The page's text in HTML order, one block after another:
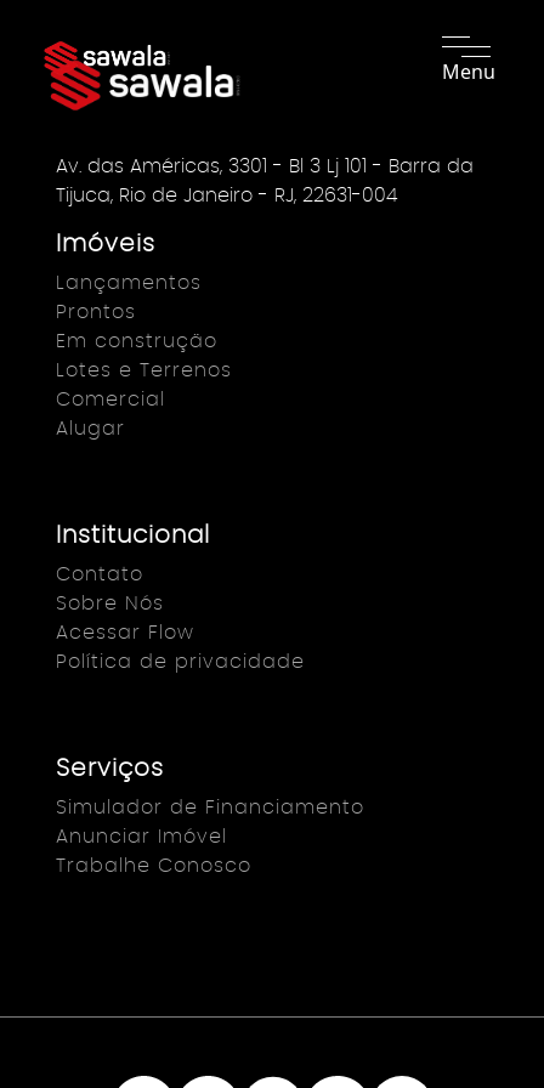
Menu
Av. das Américas, 3301 - Bl 3 Lj 101 - Barra da
Tijuca, Rio de Janeiro - RJ, 22631-004
Imóveis
Lançamentos
Prontos
Em construção
Lotes e Terrenos
Comercial
Alugar
Institucional
Contato
Sobre Nós
Acessar Flow
Política de privacidade
Serviços
Simulador de Financiamento
Anunciar Imóvel
Trabalhe Conosco